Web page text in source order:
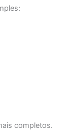
completos.